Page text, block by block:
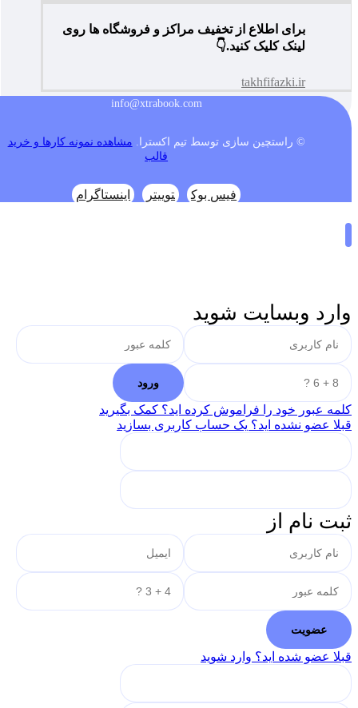
برای اطلاع از تخفیف مراکز و فروشگاه ها روی
لینک کلیک کنید.👇
takhfifazki.ir
info@xtrabook.com
© راستچین سازی توسط تیم اکسترا. مشاهده نمونه کارها و خرید
قالب
فیس بوک توییتر اینستاگرام
وارد وبسایت شوید
کلمه عبور خود را فراموش کرده اید؟ کمک بگیرید
قبلا عضو نشده اید؟ یک حساب کاربری بسازید
ثبت نام از
قبلا عضو شده اید؟ وارد شوید